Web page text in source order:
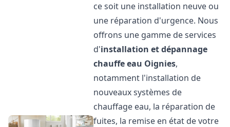
ce soit une installation neuve ou
une réparation d'urgence. Nous
offrons une gamme de services
d'installation et dépannage
chauffe eau Oignies,
notamment l'installation de
nouveaux systèmes de
chauffage eau, la réparation de
fuites, la remise en état de votre